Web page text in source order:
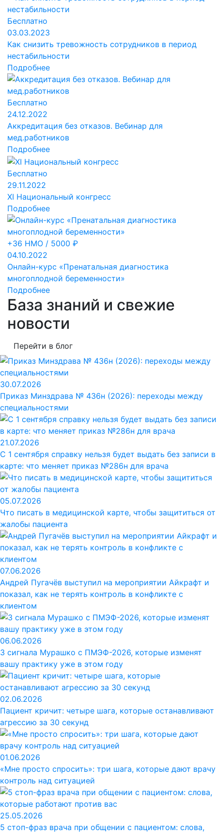
Бесплатно
03.03.2023
Как снизить тревожность сотрудников в период
нестабильности
Подробнее
Бесплатно
24.12.2022
Аккредитация без отказов. Вебинар для
мед.работников
Подробнее
Бесплатно
29.11.2022
XI Национальный конгресс
Подробнее
+36 НМО / 5000 ₽
04.10.2022
Онлайн-курс «Пренатальная диагностика
многоплодной беременности»
Подробнее
База знаний и свежие
новости
Перейти в блог
30.07.2026
Приказ Минздрава № 436н (2026): переходы между
специальностями
21.07.2026
С 1 сентября справку нельзя будет выдать без записи в
карте: что меняет приказ №286н для врача
05.07.2026
Что писать в медицинской карте, чтобы защититься от
жалобы пациента
07.06.2026
Андрей Пугачёв выступил на мероприятии Айкрафт и
показал, как не терять контроль в конфликте с
клиентом
06.06.2026
3 сигнала Мурашко с ПМЭФ-2026, которые изменят
вашу практику уже в этом году
02.06.2026
Пациент кричит: четыре шага, которые останавливают
агрессию за 30 секунд
01.06.2026
«Мне просто спросить»: три шага, которые дают врачу
контроль над ситуацией
25.05.2026
5 стоп-фраз врача при общении с пациентом: слова,